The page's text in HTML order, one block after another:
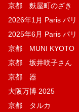
京都 麩屋町のざき
2026年1月 Paris パリ
2025年6月 Paris パリ
京都 MUNI KYOTO
京都 坂井咲子さん
京都 器
大阪万博 2025
京都 タルカ